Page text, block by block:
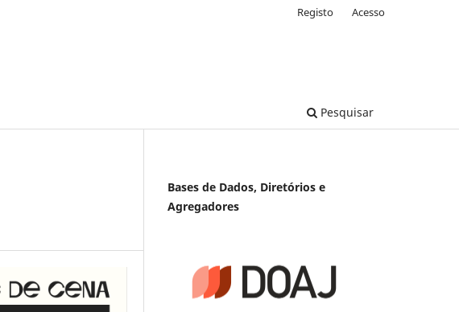
Pesquisar
Registo Acesso
Bases de Dados, Diretórios e
Agregadores